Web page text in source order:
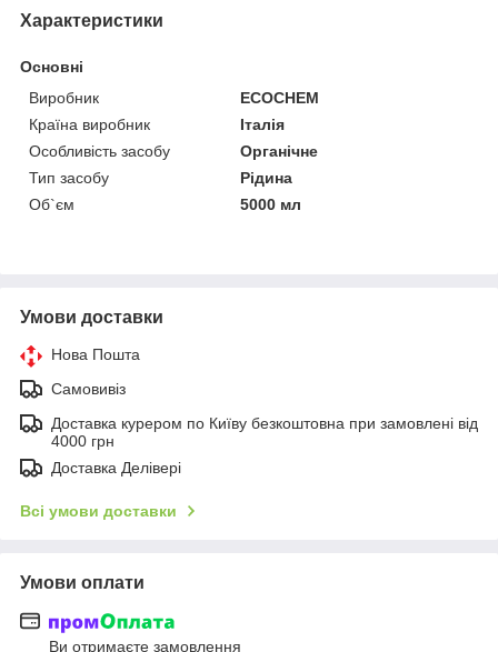
Характеристики
Основні
Виробник
ECOCHEM
Країна виробник
Італія
Особливість засобу
Органічне
Тип засобу
Рідина
Об`єм
5000 мл
Умови доставки
Нова Пошта
Самовивіз
Доставка курером по Київу безкоштовна при замовлені від
4000 грн
Доставка Делівері
Всі умови доставки
Умови оплати
Ви отримаєте замовлення